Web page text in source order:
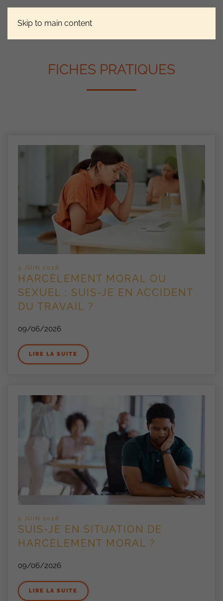
Skip to main content
FICHES PRATIQUES
9 JUIN 2026
HARCÈLEMENT MORAL OU
SEXUEL : SUIS-JE EN ACCIDENT
DU TRAVAIL ?
09/06/2026
LIRE LA SUITE
9 JUIN 2026
SUIS-JE EN SITUATION DE
HARCÈLEMENT MORAL ?
09/06/2026
LIRE LA SUITE